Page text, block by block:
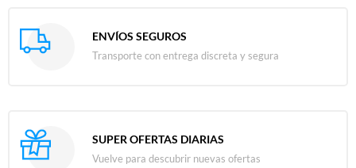
ENVÍOS SEGUROS
Transporte con entrega discreta y segura
SUPER OFERTAS DIARIAS
Vuelve para descubrir nuevas ofertas